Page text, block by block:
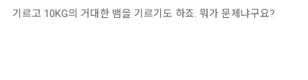
기르고 10KG의 거대한 뱀을 기르기도 하죠. 뭐가 문제냐구요?